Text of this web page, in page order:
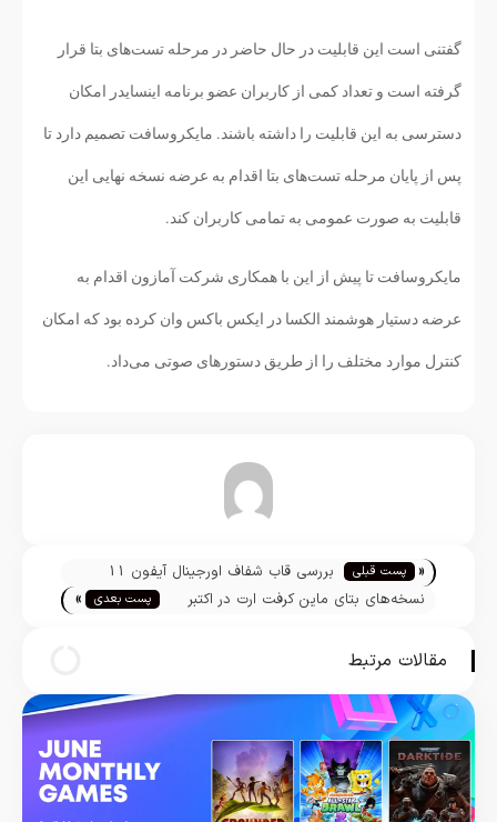
گفتنی است این قابلیت در حال حاضر در مرحله تست‌های بتا قرار
گرفته است و تعداد کمی از کاربران عضو برنامه اینسایدر امکان
دسترسی به این قابلیت را داشته باشند. مایکروسافت تصمیم دارد تا
پس از پایان مرحله تست‌های بتا اقدام به عرضه نسخه نهایی این
قابلیت به صورت عمومی به تمامی کاربران کند.
مایکروسافت تا پیش از این با همکاری شرکت آمازون اقدام به
عرضه دستیار هوشمند الکسا در ایکس باکس وان کرده بود که امکان
کنترل موارد مختلف را از طریق دستورهای صوتی می‌داد.
تیم تحریریه « پست قبلی
بررسی قاب شفاف اورجینال آیفون 11
باقیمت 40 دلار
نسخه‌های بتای ماین کرفت ارت در اکتبر
پست بعدی »
مقالات مرتبط